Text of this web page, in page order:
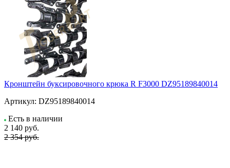
Кронштейн буксировочного крюка R F3000 DZ95189840014
Артикул: DZ95189840014
Есть в наличии
2 140 руб.
2 354 руб.